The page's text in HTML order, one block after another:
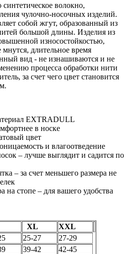
волокно,
чулочно-носочных изделий.
собой жгут, образованный из
большой длины. Изделия из
износостойкостью,
длительное время
вид - не изнашиваются и не
процесса обработки нити
за счет чего цвет становится
EXTRADULL
в носке
цвет
и влагоотведение
– лучше выглядит и садится по
– за счет меньшего размера не
на стопе – для вашего удобства
XL
XXL
25-27
27-29
39-42
42-45